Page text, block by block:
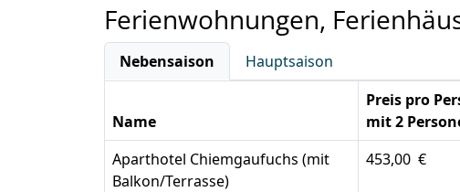
Ferienwohnungen,
Nebensaison Hauptsaison
Name
Preis pro
mit 2
Aparthotel Chiemgaufuchs (mit
Balkon/Terrasse)
453,00 €